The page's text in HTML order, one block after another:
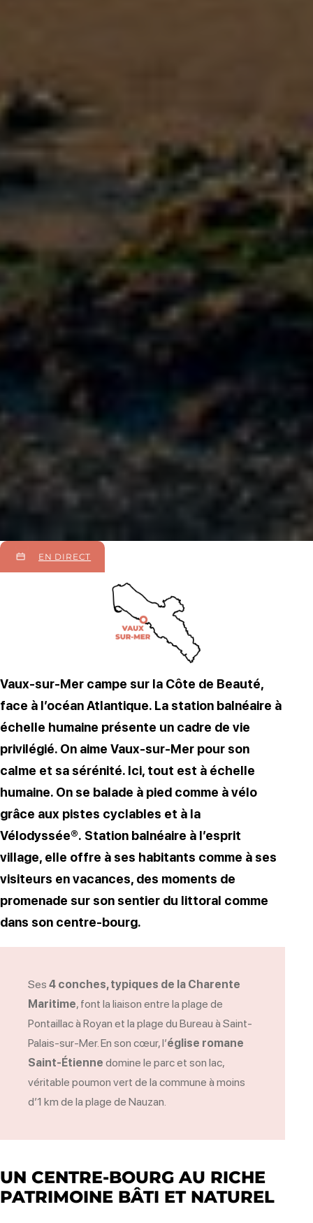
EN DIRECT
Vaux-sur-Mer campe sur la Côte de Beauté,
face à l’océan Atlantique. La station balnéaire à
échelle humaine présente un cadre de vie
privilégié. On aime Vaux-sur-Mer pour son
calme et sa sérénité. Ici, tout est à échelle
humaine. On se balade à pied comme à vélo
grâce aux pistes cyclables et à la
Vélodyssée®. Station balnéaire à l’esprit
village, elle offre à ses habitants comme à ses
visiteurs en vacances, des moments de
promenade sur son sentier du littoral comme
dans son centre-bourg.
Ses 4 conches, typiques de la Charente
Maritime, font la liaison entre la plage de
Pontaillac à Royan et la plage du Bureau à Saint-
Palais-sur-Mer. En son cœur, l’église romane
Saint-Étienne domine le parc et son lac,
véritable poumon vert de la commune à moins
d’1 km de la plage de Nauzan.
UN CENTRE-BOURG AU RICHE
PATRIMOINE BÂTI ET NATUREL